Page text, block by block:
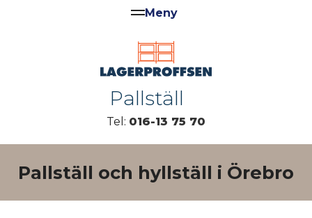
Pallställ
Tel: 016-13 75 70
Pallställ och hyllställ i Örebro